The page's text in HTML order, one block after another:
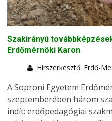
Szakirányú
Erdőmérnöki Karon
Hírszerkesztő: Erdő-
A Soproni Egyetem
szeptemberében három
indít: erdőpedagógiai